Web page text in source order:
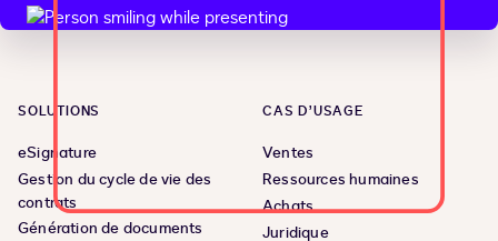
SOLUTIONS
eSignature
Gestion du cycle de vie des
contrats
Génération de documents
CAS D’USAGE
Ventes
Ressources humaines
Achats
Juridique